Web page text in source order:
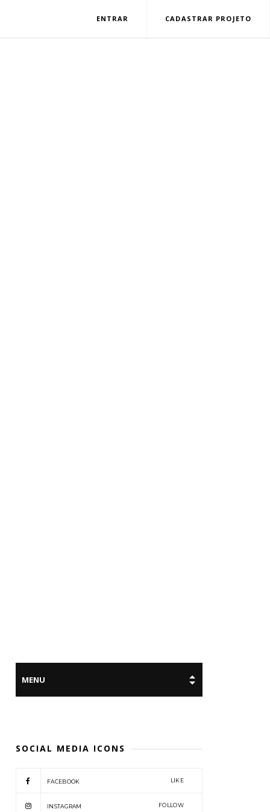
ENTRAR CADASTRAR PROJETO
SOCIAL MEDIA ICONS
FACEBOOK LIKE
INSTAGRAM FOLLOW